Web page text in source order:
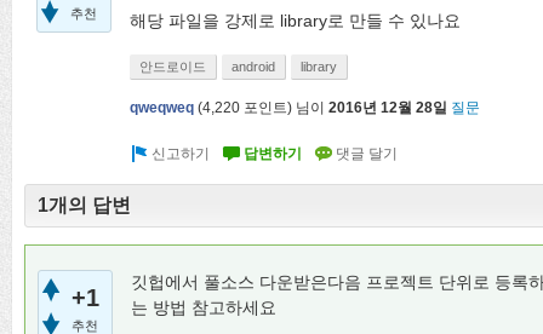
추천 해당 파일을 강제로 library로 만들 수 있나요
안드로이드 android library
qweqweq (4,220 포인트) 님이 2016년 12월 28일 질문
1개의 답변
+1
추천
깃헙에서 풀소스 다운받은다음 프로젝트 단위로 등록
는 방법 참고하세요